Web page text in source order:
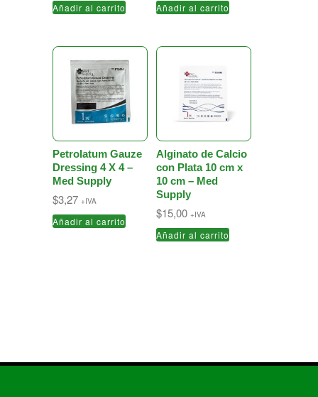
Añadir al carrito Añadir al carrito
Petrolatum Gauze
Dressing 4 X 4 –
Med Supply
$3,27 +IVA
Añadir al carrito
Alginato de Calcio
con Plata 10 cm x
10 cm – Med
Supply
$15,00 +IVA
Añadir al carrito